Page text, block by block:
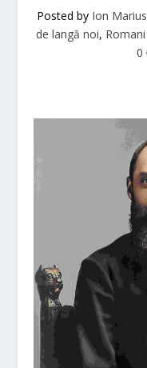
Posted by Ion
de langă noi,
0